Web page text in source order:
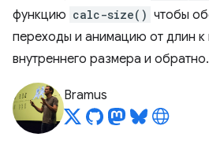
функцию calc-size() чтобы
переходы и анимацию от длин
внутреннего размера и обратно.
Bramus